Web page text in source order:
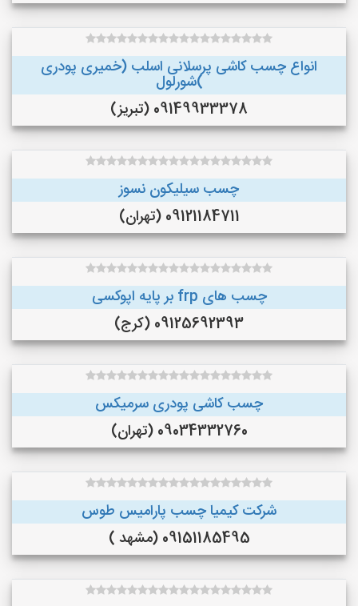
انواع چسب کاشی پرسلانی اسلب (خمیری پودری
)شورلول
09149933378 (تبریز)
چسب سیلیکون نسوز
09121184711 (تهران)
چسب های frp بر پایه اپوکسی
09125692393 (کرج)
چسب کاشی پودری سرمیکس
09034332760 (تهران)
شرکت کیمیا چسب پارامیس طوس
09151185495 (مشهد )